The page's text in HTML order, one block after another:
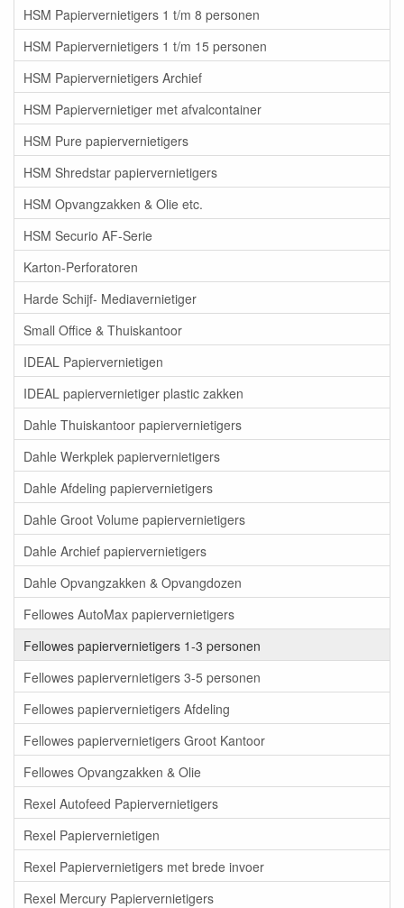
HSM Papiervernietigers 1 t/m 8 personen
HSM Papiervernietigers 1 t/m 15 personen
HSM Papiervernietigers Archief
HSM Papiervernietiger met afvalcontainer
HSM Pure papiervernietigers
HSM Shredstar papiervernietigers
HSM Opvangzakken & Olie etc.
HSM Securio AF-Serie
Karton-Perforatoren
Harde Schijf- Mediavernietiger
Small Office & Thuiskantoor
IDEAL Papiervernietigen
IDEAL papiervernietiger plastic zakken
Dahle Thuiskantoor papiervernietigers
Dahle Werkplek papiervernietigers
Dahle Afdeling papiervernietigers
Dahle Groot Volume papiervernietigers
Dahle Archief papiervernietigers
Dahle Opvangzakken & Opvangdozen
Fellowes AutoMax papiervernietigers
Fellowes papiervernietigers 1-3 personen
Fellowes papiervernietigers 3-5 personen
Fellowes papiervernietigers Afdeling
Fellowes papiervernietigers Groot Kantoor
Fellowes Opvangzakken & Olie
Rexel Autofeed Papiervernietigers
Rexel Papiervernietigen
Rexel Papiervernietigers met brede invoer
Rexel Mercury Papiervernietigers